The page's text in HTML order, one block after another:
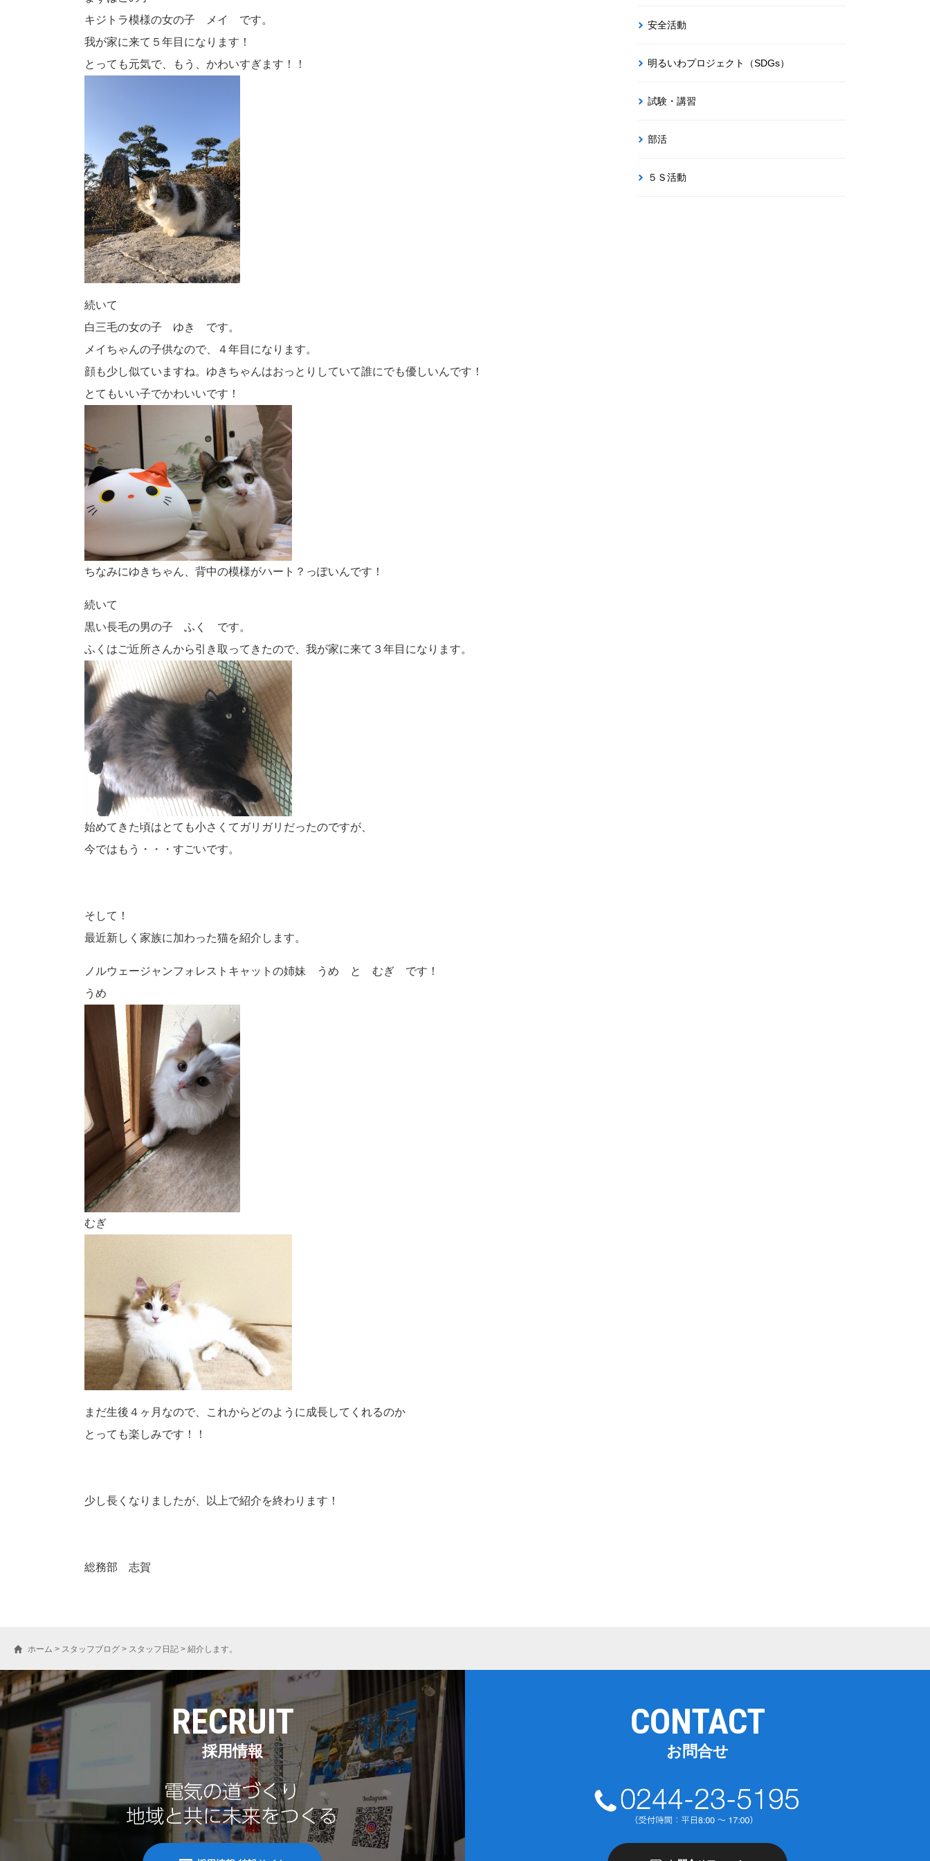
キジトラ模様の女の子 メイ です。
我が家に来て５年目になります！
とっても元気で、もう、かわいすぎます！！
続いて
白三毛の女の子 ゆき です。
メイちゃんの子供なので、４年目になります。
顔も少し似ていますね。ゆきちゃんはおっとりしていて誰にでも優しいんです！
とてもいい子でかわいいです！
ちなみにゆきちゃん、背中の模様がハート？っぽいんです！
続いて
黒い長毛の男の子 ふく です。
ふくはご近所さんから引き取ってきたので、我が家に来て３年目になります。
始めてきた頃はとても小さくてガリガリだったのですが、
今ではもう・・・すごいです。
そして！
最近新しく家族に加わった猫を紹介します。
ノルウェージャンフォレストキャットの姉妹 うめ と むぎ です！
うめ
むぎ
まだ生後４ヶ月なので、これからどのように成長してくれるのか
とっても楽しみです！！
少し長くなりましたが、以上で紹介を終わります！
総務部 志賀
安全活動
明るいわプロジェクト（SDGs）
試験・講習
部活
５Ｓ活動
ホーム > スタッフブログ > スタッフ日記 > 紹介します。
RECRUIT
採用情報
CONTACT
お問合せ